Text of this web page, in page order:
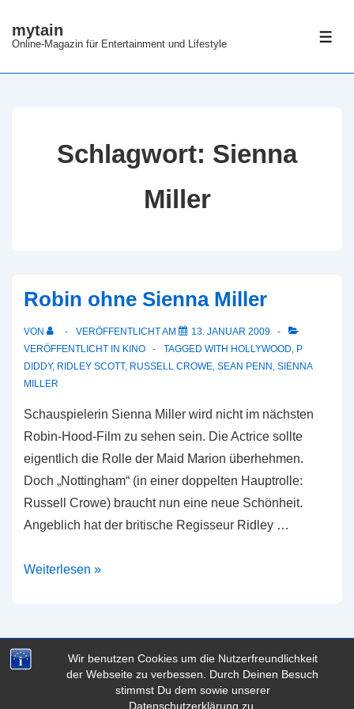
Wir benutzen Cookies um die Nutzerfreundlichkeit
der Webseite zu verbessen. Durch Deinen Besuch
stimmst Du dem sowie unserer
Datenschutzerklärung zu.
Zummytain
Online-Magazin für Entertainment und Lifestyle
Schlagwort: Sienna
Miller
Robin ohne Sienna Miller
VON VERÖFFENTLICHT AM
13. JANUAR 2009
VERÖFFENTLICHT IN KINO TAGGED WITH HOLLYWOOD, P
DIDDY, RIDLEY SCOTT, RUSSELL CROWE, SEAN PENN , SIENNA
MILLER
Schauspielerin Sienna Miller wird nicht im nächsten
Robin-Hood-Film zu sehen sein. Die Actrice sollte
eigentlich die Rolle der Maid Marion überhehmen.
Doch „Nottingham“ (in einer doppelten Hauptrolle:
Russell Crowe) braucht nun eine neue Schönheit.
Angeblich hat der britische Regisseur Ridley …
Robin
Miller
Weiterlesen »
Copyright © 2026mytain| Präsentiert von Responsive-